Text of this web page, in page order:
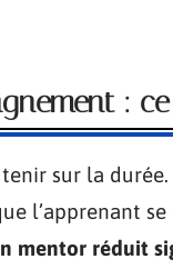
:
sur la durée.
l’apprenant
mentor réduit